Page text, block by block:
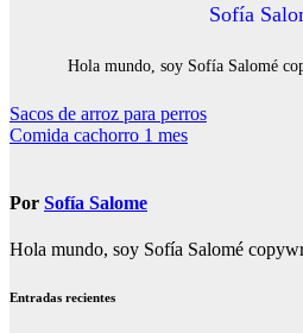
Sofía
Hola mundo, soy Sofía Salomé
Navegación
de
Sacos de arroz para perros
Comida cachorro 1 mes
Por Sofía Salome
Hola mundo, soy Sofía Salomé
Entradas recientes